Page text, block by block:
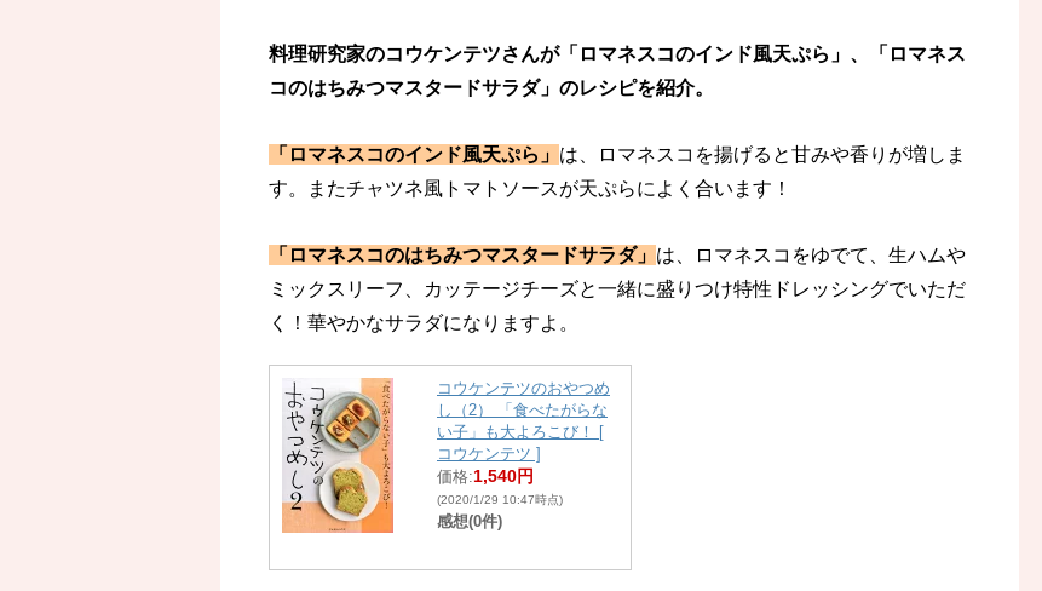
料理研究家のコウケンテツさんが「ロマネスコのインド風天ぷら」、「ロマネス
コのはちみつマスタードサラダ」のレシピを紹介。
「ロマネスコのインド風天ぷら」 は、ロマネスコを揚げると甘みや香りが増しま
す。またチャツネ風トマトソースが天ぷらによく合います！
「ロマネスコのはちみつマスタードサラダ」 は、ロマネスコをゆでて、生ハムや
ミックスリーフ、カッテージチーズと一緒に盛りつけ特性ドレッシングでいただ
く！華やかなサラダになりますよ。
コウケンテツのおやつめ
し（2） 「食べたがらな
い子」も大よろこび！ [
コウケンテツ ]
価格:1,540円
(2020/1/29 10:47時点)
感想(0件)